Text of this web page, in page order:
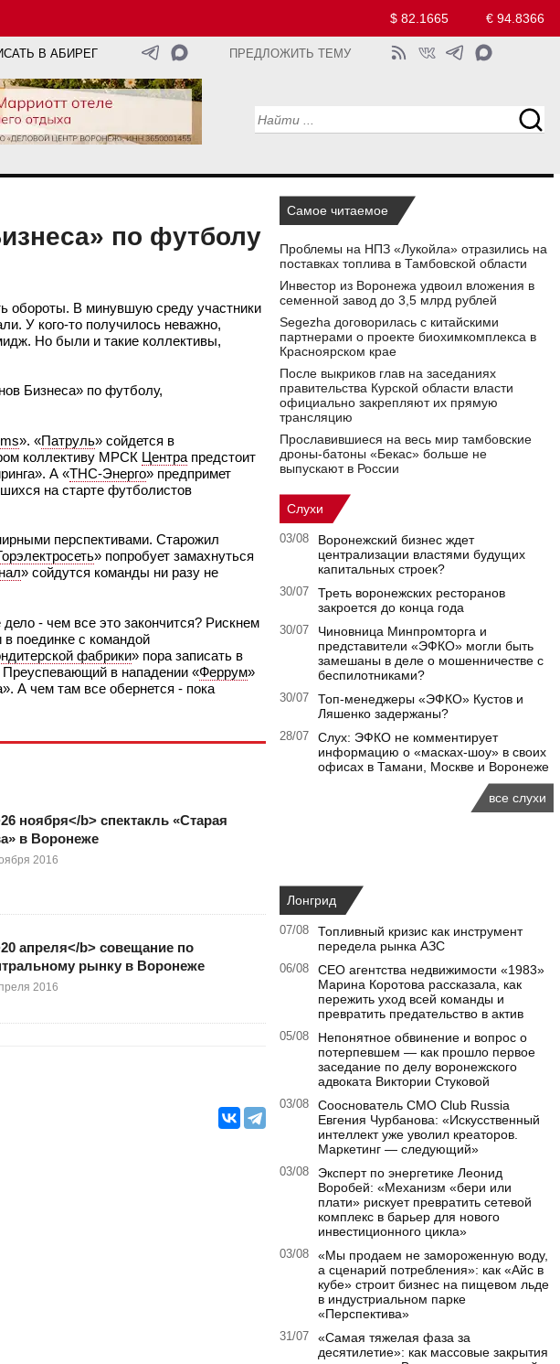
$ 82.1665 € 94.8366
В АБИРЕГ ПРЕДЛОЖИТЬ ТЕМУ
по футболу
обороты. В минувшую среду участники
У кого-то получилось неважно,
Но были и такие коллективы,
Бизнеса» по футболу,
». «Патруль» сойдется в
коллективу МРСК Центра предстоит
А «ТНС-Энерго» предпримет
на старте футболистов
перспективами. Старожил
» попробует замахнуться
» сойдутся команды ни разу не
- чем все это закончится? Рискнем
поединке с командой
фабрики» пора записать в
Преуспевающий в нападении «Феррум»
А чем там все обернется - пока
ноября</b> спектакль «Старая
в Воронеже
2016
апреля</b> совещание по
рынку в Воронеже
2016
Самое читаемое
Проблемы на НПЗ «Лукойла» отразились на
поставках топлива в Тамбовской области
Инвестор из Воронежа удвоил вложения в
семенной завод до 3,5 млрд рублей
Segezha договорилась с китайскими
партнерами о проекте биохимкомплекса в
Красноярском крае
После выкриков глав на заседаниях
правительства Курской области власти
официально закрепляют их прямую
трансляцию
Прославившиеся на весь мир тамбовские
дроны-батоны «Бекас» больше не
выпускают в России
Слухи
03/08
Воронежский бизнес ждет
централизации властями будущих
капитальных строек?
30/07
Треть воронежских ресторанов
закроется до конца года
30/07
Чиновница Минпромторга и
представители «ЭФКО» могли быть
замешаны в деле о мошенничестве с
беспилотниками?
30/07
Топ-менеджеры «ЭФКО» Кустов и
Ляшенко задержаны?
28/07
Слух: ЭФКО не комментирует
информацию о «масках-шоу» в своих
офисах в Тамани, Москве и Воронеже
все слухи
Лонгрид
07/08
Топливный кризис как инструмент
передела рынка АЗС
06/08
CEO агентства недвижимости «1983»
Марина Коротова рассказала, как
пережить уход всей команды и
превратить предательство в актив
05/08
Непонятное обвинение и вопрос о
потерпевшем — как прошло первое
заседание по делу воронежского
адвоката Виктории Стуковой
03/08
Сооснователь CMO Club Russia
Евгения Чурбанова: «Искусственный
интеллект уже уволил креаторов.
Маркетинг — следующий»
03/08
Эксперт по энергетике Леонид
Воробей: «Механизм «бери или
плати» рискует превратить сетевой
комплекс в барьер для нового
инвестиционного цикла»
03/08
«Мы продаем не замороженную воду,
а сценарий потребления»: как «Айс в
кубе» строит бизнес на пищевом льде
в индустриальном парке
«Перспектива»
31/07
«Самая тяжелая фаза за
десятилетие»: как массовые закрытия